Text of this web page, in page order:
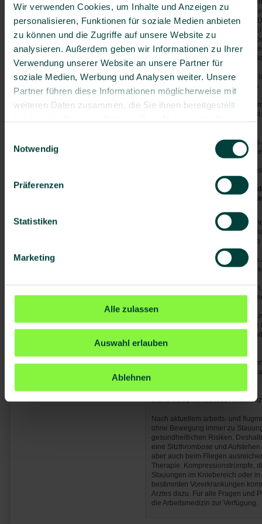
Wir verwenden Cookies, um Inhalte und Anzeigen zu
personalisieren, Funktionen für soziale Medien anbieten
zu können und die Zugriffe auf unsere Website zu
analysieren. Außerdem geben wir Informationen zu Ihrer
Verwendung unserer Website an unsere Partner für
soziale Medien, Werbung und Analysen weiter. Unsere
Partner führen diese Informationen möglicherweise mit
weiteren Daten zusammen, die Sie ihnen bereitgestellt
Notwendig
Präferenzen
Statistiken
Marketing
Alle zulassen
Auswahl erlauben
Ablehnen
Viel- und Langstreckenflieger
Am Reiseziel
Weiterführende Links
alkoholische Getränke. Seit
ganztägigem Sitzen,
andauernden Zwangshaltungen.
Krampfadern, Schwangerschaft,
Blutgerinnungsstörungen,
unteren Extremitäten,
das Risiko des Reisenden und/
Das Anschwellen der Beine nach
nichts mit einer Thrombose zu tun.
Sicher ist, dass nach
eine Vorbeugung zu empfehlen ist.
Viel Bewegung und
Venengymnastik zur Vermeidung
Kompressionsstrümpfe bei
Schwangerschaft/kurz nach
nachfolgend angeführten
Herzinsuffizienz,
Hormonbehandlung in der
Dehydratation, Alter über 60
Viel Bewegung und
Venengymnastik zur Vermeidung
Kompressionsstrümpfe
behandelnden Arztes gegeben
Thrombose in der Vorgeschichte
Krebserkrankung,
Ruhigstellung der unteren
akute Erkrankungen
Trinken (1 Liter mehr als am
Kompressionsstrümpfe,
Stand 06/01 Konsensus
Nach aktuellem arbeits- und
ohne Bewegung immer zu
gesundheitlichen Risiken.
eine Sitzthrombose und
aber auch beim Fliegen
Therapie. Kompressionstrümpfe,
Stauungen im Kniebereich oder
bestimmten Vorerkrankungen
Arztes dazu. Für alle Fragen und
die Arbeitsmedizin zur Verfügung.